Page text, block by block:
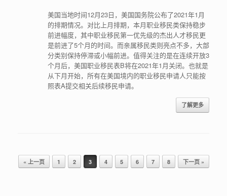
美国当地时间12月23日，美国国务院公布了2021年1月
的排期情况。对比上月排期，本月职业移民类保持稳步
前进幅度，其中职业移民第一优先级的杰出人才移民更
是前进了5个月的时间。而亲属移民类则亮点不多，大部
分类别保持停滞或小幅前进。值得关注的是在连续开放3
个月后，美国职业移民表B将在2021年1月关闭。也就是
从下月开始，所有在美国境内的职业移民申请人只能按
照表A提交相关后续移民申请。
了解更多
Post navigation
« 上一页 1 2 3 4 5 6 7 8 下一页 »